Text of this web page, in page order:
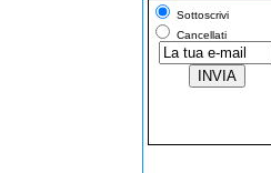
Sottoscrivi
Cancellati